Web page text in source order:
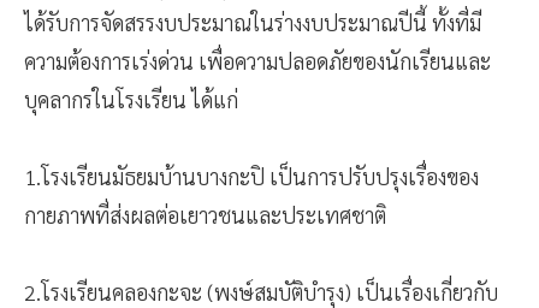
ได้รับการจัดสรรงบประมาณในร่างงบประมาณปีนี้ ทั้งที่มี
ความต้องการเร่งด่วน เพื่อความปลอดภัยของนักเรียนและ
บุคลากรในโรงเรียน ได้แก่
1.โรงเรียนมัธยมบ้านบางกะปิ เป็นการปรับปรุงเรื่องของ
กายภาพที่ส่งผลต่อเยาวชนและประเทศชาติ
2.โรงเรียนคลองกะจะ (พงษ์สมบัติบำรุง) เป็นเรื่องเกี่ยวกับ